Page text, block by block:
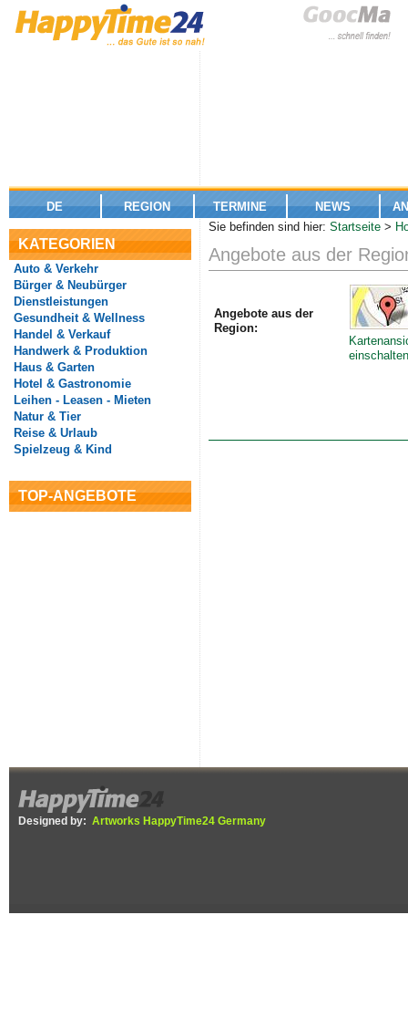
DE REGION TERMINE NEWS
KATEGORIEN
Auto & Verkehr
Bürger & Neubürger
Dienstleistungen
Gesundheit & Wellness
Handel & Verkauf
Handwerk & Produktion
Haus & Garten
Hotel & Gastronomie
Leihen - Leasen - Mieten
Natur & Tier
Reise & Urlaub
Spielzeug & Kind
TOP-ANGEBOTE
Sie befinden sind hier: Startseite >
Angebote aus der
Angebote aus der
Region:
Designed by: Artworks HappyTime24 Germany